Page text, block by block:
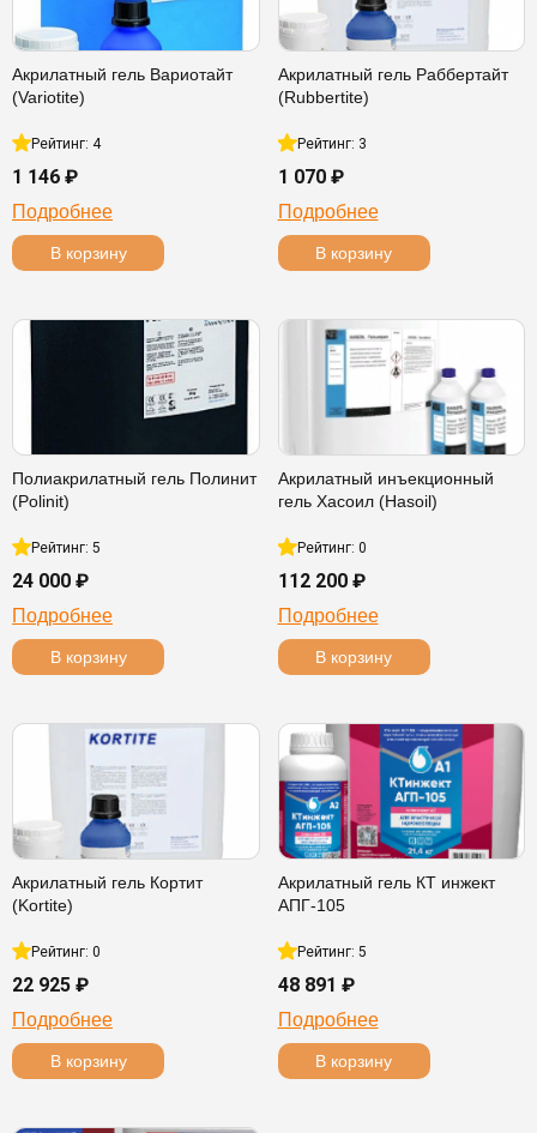
Акрилатный гель Вариотайт
(Variotite)
Рейтинг: 4
1 146 ₽
Подробнее
В корзину
Акрилатный гель Раббертайт
(Rubbertite)
Рейтинг: 3
1 070 ₽
Подробнее
В корзину
Полиакрилатный гель Полинит
(Polinit)
Рейтинг: 5
24 000 ₽
Подробнее
В корзину
Акрилатный инъекционный
гель Хасоил (Hasoil)
Рейтинг: 0
112 200 ₽
Подробнее
В корзину
Акрилатный гель Кортит
(Kortite)
Рейтинг: 0
22 925 ₽
Подробнее
В корзину
Акрилатный гель КТ инжект
АПГ-105
Рейтинг: 5
48 891 ₽
Подробнее
В корзину